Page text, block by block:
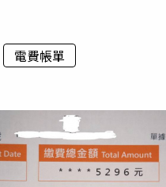
電費帳單